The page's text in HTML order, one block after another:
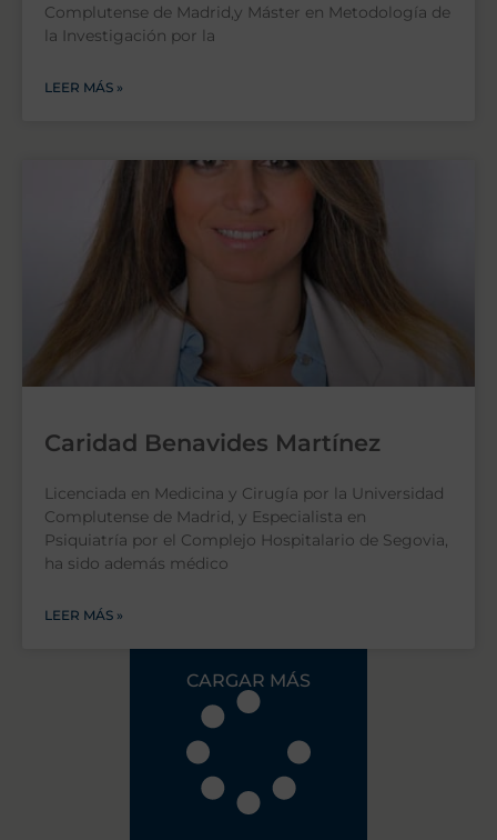
Complutense de Madrid,y Máster en Metodología de
la Investigación por la
LEER MÁS »
Caridad Benavides Martínez
Licenciada en Medicina y Cirugía por la Universidad
Complutense de Madrid, y Especialista en
Psiquiatría por el Complejo Hospitalario de Segovia,
ha sido además médico
LEER MÁS »
CARGAR MÁS